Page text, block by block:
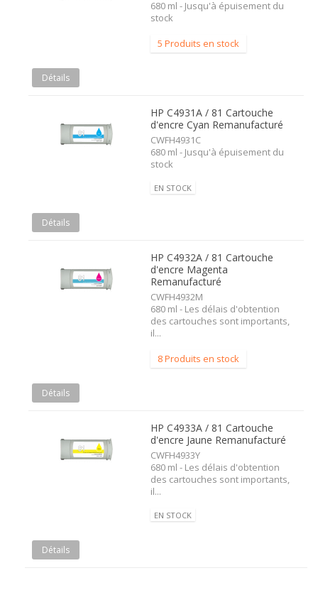
680 ml - Jusqu'à épuisement du
stock
5 Produits en stock
Détails
HP C4931A / 81 Cartouche
d'encre Cyan Remanufacturé
CWFH4931C
680 ml - Jusqu'à épuisement du
stock
EN STOCK
Détails
HP C4932A / 81 Cartouche
d'encre Magenta
Remanufacturé
CWFH4932M
680 ml - Les délais d'obtention
des cartouches sont importants,
il...
8 Produits en stock
Détails
HP C4933A / 81 Cartouche
d'encre Jaune Remanufacturé
CWFH4933Y
680 ml - Les délais d'obtention
des cartouches sont importants,
il...
EN STOCK
Détails